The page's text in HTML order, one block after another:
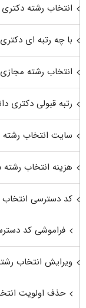
انتخاب رشته دکتری
با چه رتبه ای
انتخاب رشته
رتبه قبولی دکتری
سایت انتخاب رشته
هزینه انتخاب
کد دسترسی انتخاب
فراموشی کد
ویرایش انتخاب
حذف اولویت